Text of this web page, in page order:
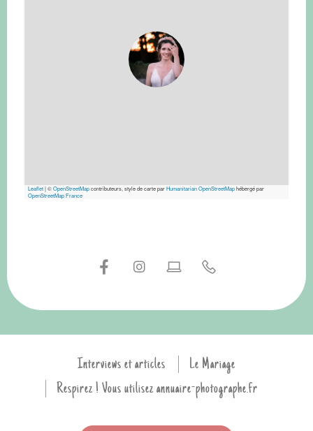
Leaflet|©OpenStreetMapcontributeurs, style de carte parHumanitarian OpenStreetMaphébergé par
OpenStreetMap France
Interviews et articles
Le Mariage
Respirez ! Vous utilisez annuaire-photographe.fr